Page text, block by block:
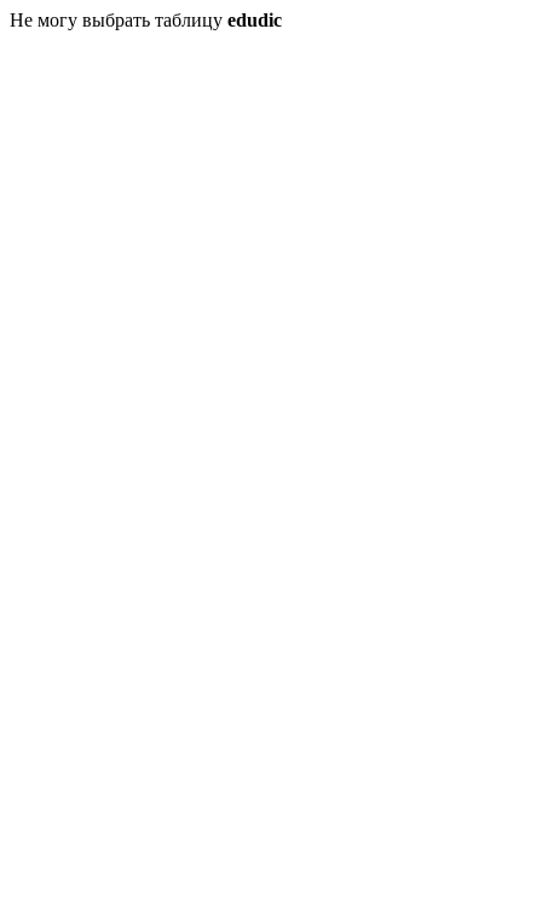
Не могу выбрать таблицу edudic